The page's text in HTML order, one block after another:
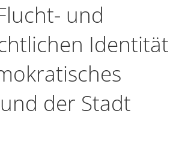
und
Identität
der Stadt